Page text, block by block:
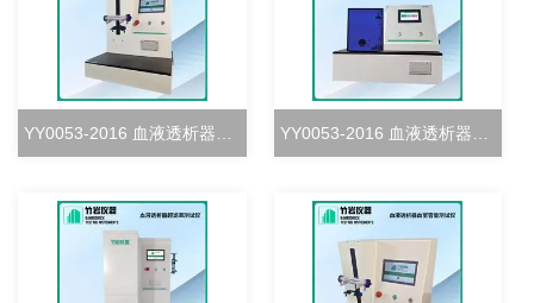
YY0053-2016 血液透析器血室密合度测试仪 YY0053-2016 血液透析器清除率测试仪